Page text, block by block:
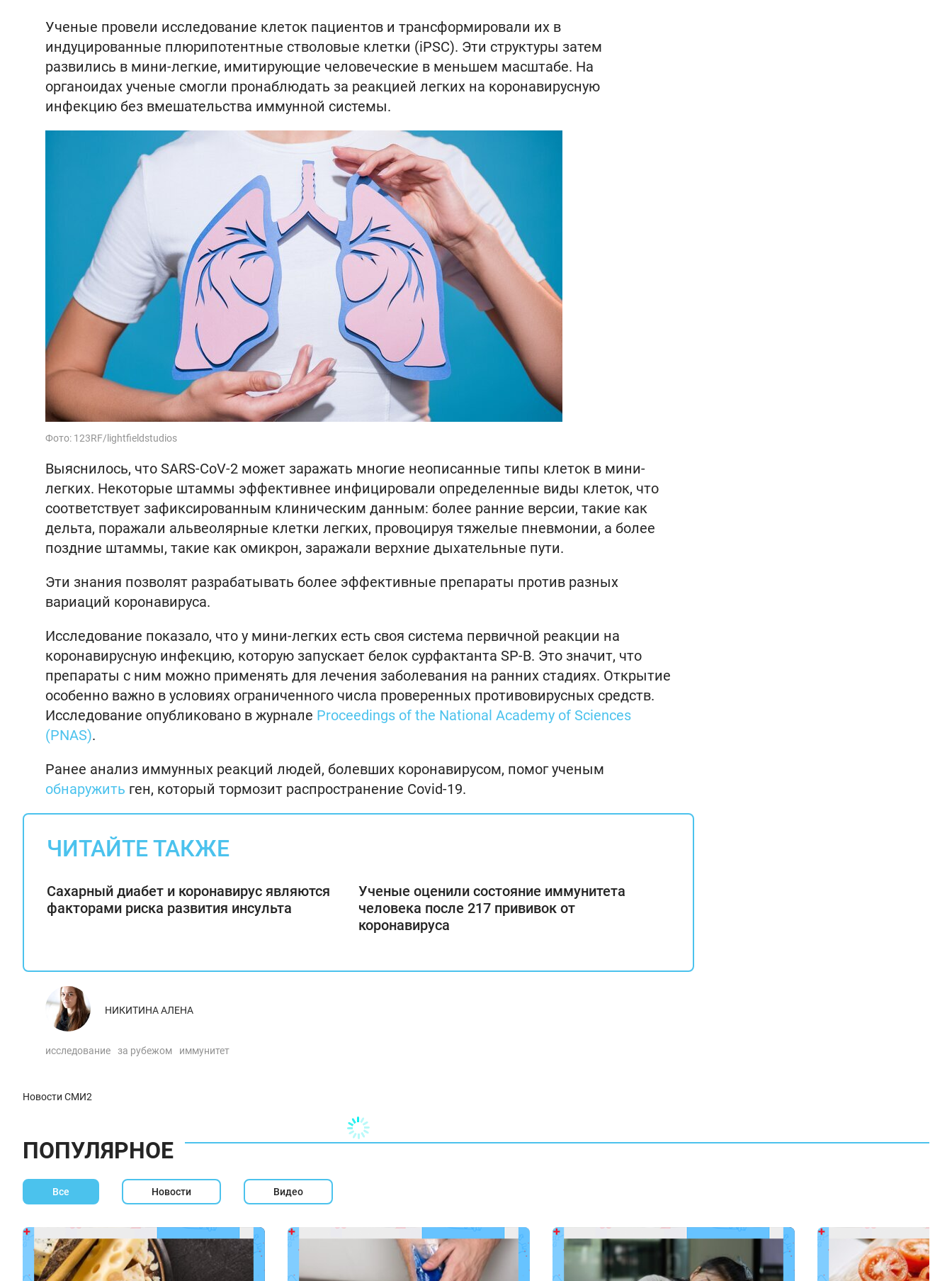
Ученые провели исследование клеток пациентов и трансформировали их в
индуцированные плюрипотентные стволовые клетки (iPSC). Эти структуры затем
развились в мини-легкие, имитирующие человеческие в меньшем масштабе. На
органоидах ученые смогли пронаблюдать за реакцией легких на коронавирусную
инфекцию без вмешательства иммунной системы.
Фото: 123RF/lightfieldstudios
Выяснилось, что SARS-CoV-2 может заражать многие неописанные типы клеток в мини-
легких. Некоторые штаммы эффективнее инфицировали определенные виды клеток, что
соответствует зафиксированным клиническим данным: более ранние версии, такие как
дельта, поражали альвеолярные клетки легких, провоцируя тяжелые пневмонии, а более
поздние штаммы, такие как омикрон, заражали верхние дыхательные пути.
Эти знания позволят разрабатывать более эффективные препараты против разных
вариаций коронавируса.
Исследование показало, что у мини-легких есть своя система первичной реакции на
коронавирусную инфекцию, которую запускает белок сурфактанта SP-B. Это значит, что
препараты с ним можно применять для лечения заболевания на ранних стадиях. Открытие
особенно важно в условиях ограниченного числа проверенных противовирусных средств.
Исследование опубликовано в журнале Proceedings of the National Academy of Sciences
(PNAS).
Ранее анализ иммунных реакций людей, болевших коронавирусом, помог ученым
обнаружить ген, который тормозит распространение Covid-19.
ЧИТАЙТЕ ТАКЖЕ
Сахарный диабет и коронавирус являются
факторами риска развития инсульта
Ученые оценили состояние иммунитета
человека после 217 прививок от
коронавируса
НИКИТИНА АЛЕНА
исследование за рубежом иммунитет
Новости СМИ2
ПОПУЛЯРНОЕ
Все Новости Видео